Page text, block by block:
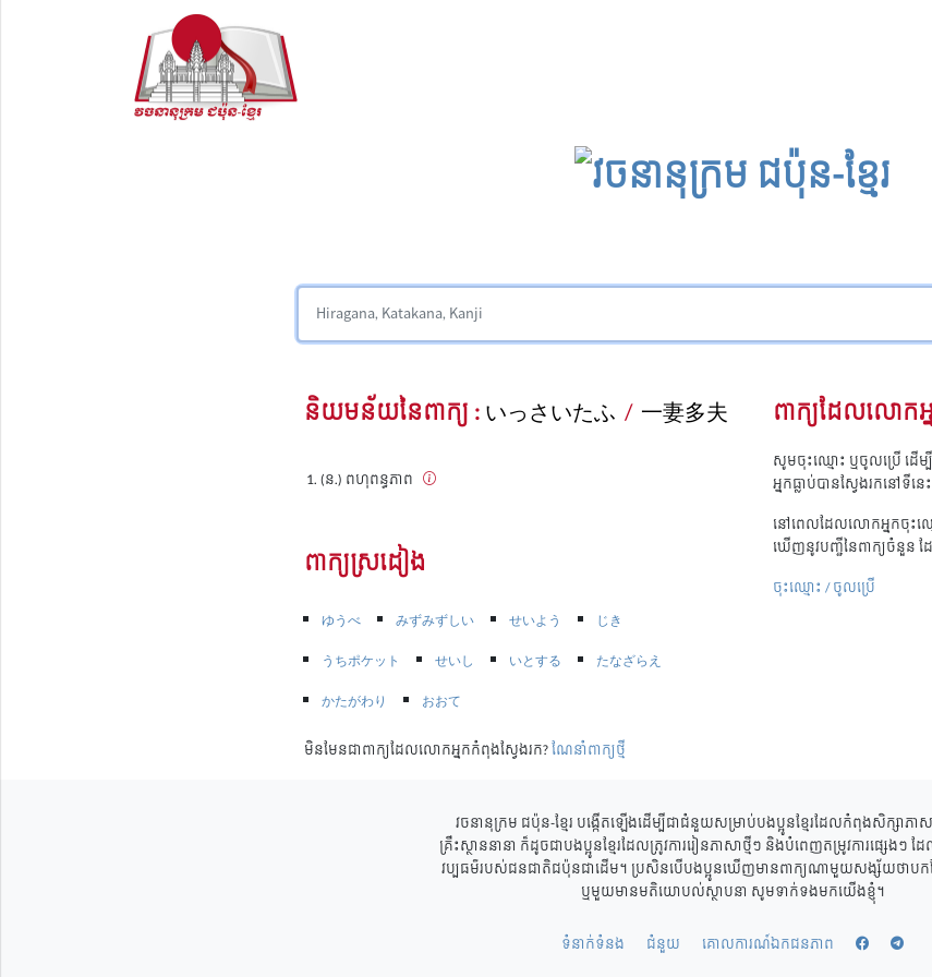
និយមន័យនៃពាក្យ :いっさいたふ / 一妻多夫
(ន.) ពហុពន្ធភាព
ពាក្យស្រដៀង
ゆうべ みずみずしい せいよう
じき
うちポケット
せいし いとする
たなざらえ
かたがわり
おおて
មិនមែនជាពាក្យដែលលោកអ្នកកំពុងស្វែងរក?ណែនាំពាក្យថ្មី
ពាក្យដែលលោកអ្
សូមចុះឈ្មោះ ឬចូលប្រើ ដើម្
អ្នកធ្លាប់បានស្វែងរកនៅទីនេ
នៅពេលដែលលោកអ្នកចុះឈ្
ឃើញនូវបញ្ជីនៃពាក្យចំនួន
ចុះឈ្មោះ / ចូលប្រើ
វចនានុក្រម ជប៉ុន-ខ្មែរ បង្កើតឡើងដើម្បីជាជំនួយសម្រាប់បងប្អូនខ្មែរដែលកំពុងសិក្សាភ
គ្រឹះស្ថាននានា ក៏ដូចជាបងប្អូនខ្មែរដែលត្រូវការរៀនភាសាថ្មីៗ និងបំពេញតម្រូវការផ្សេងៗ
វប្បធម៌របស់ជនជាតិជប៉ុនជាដើម។ ប្រសិនបើបងប្អូនឃើញមានពាក្យណាមួយសង្ស័យថាបកប្
ឬមួយមានមតិយោបល់ស្ថាបនា សូមទាក់ទងមកយើងខ្ញុំ។
ទំនាក់ទំនង ជំនួយ គោលការណ៍ឯកជនភាព